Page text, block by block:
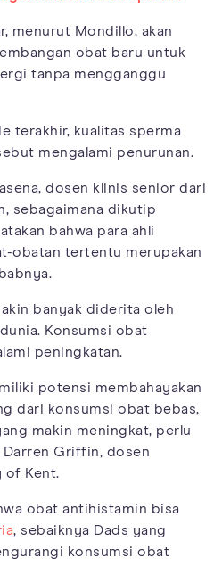
menurut Mondillo, akan
obat baru untuk
tanpa mengganggu
terakhir, kualitas sperma
mengalami penurunan.
dosen klinis senior dari
sebagaimana dikutip
bahwa para ahli
obatan tertentu merupakan
banyak diderita oleh
Konsumsi obat
peningkatan.
potensi membahayakan
dari konsumsi obat bebas,
makin meningkat, perlu
Griffin, dosen
of Kent.
obat antihistamin bisa
, sebaiknya Dads yang
konsumsi obat